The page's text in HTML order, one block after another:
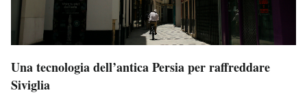
Una tecnologia dell’antica Persia per raffreddare
Siviglia